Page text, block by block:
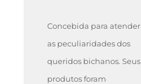
Concebida para atender
as peculiaridades dos
queridos bichanos. Seus
produtos foram